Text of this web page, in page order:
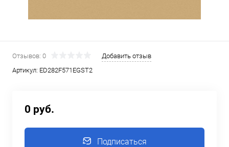
Отзывов: 0
Добавить отзыв
Артикул: ED282F571EGST2
0 руб.
Подписаться